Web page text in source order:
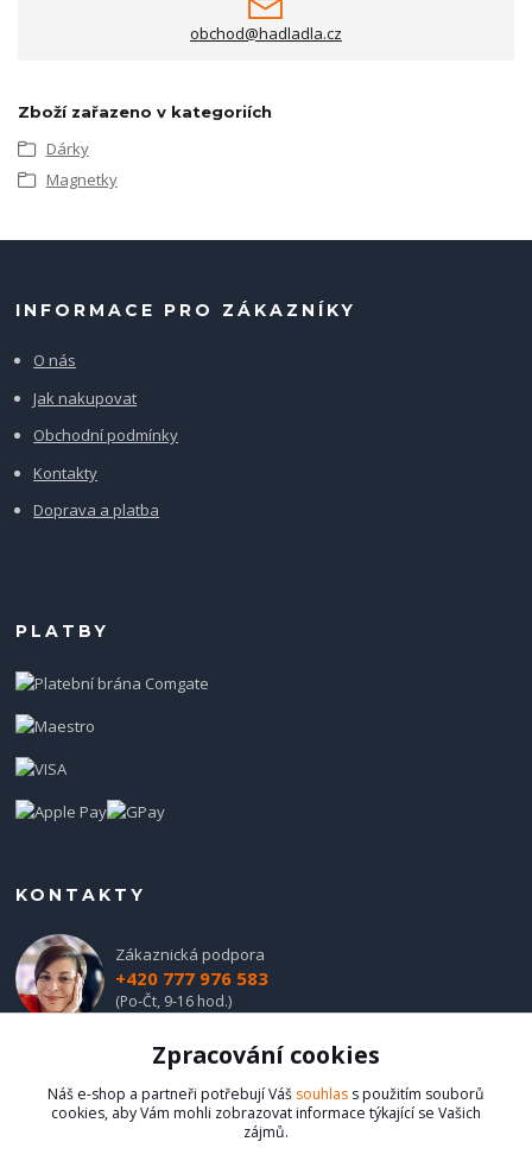
obchod@hadladla.cz
Zboží zařazeno v kategoriích
Dárky
Magnetky
INFORMACE PRO ZÁKAZNÍKY
O nás
Jak nakupovat
Obchodní podmínky
Kontakty
Doprava a platba
PLATBY
KONTAKTY
Zákaznická podpora
+420 777 976 583
(Po-Čt, 9-16 hod.)
obchod@hadladla.cz
Zpracování cookies
Náš e-shop a partneři potřebují Váš souhlas s použitím souborů
cookies, aby Vám mohli zobrazovat informace týkající se Vašich
zájmů.